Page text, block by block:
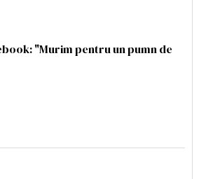
"Murim pentru un pumn de